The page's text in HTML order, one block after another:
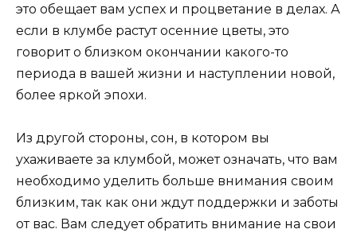
это обещает вам успех и процветание в делах. А
если в клумбе растут осенние цветы, это
говорит о близком окончании какого-то
периода в вашей жизни и наступлении новой,
более яркой эпохи.
Из другой стороны, сон, в котором вы
ухаживаете за клумбой, может означать, что вам
необходимо уделить больше внимания своим
близким, так как они ждут поддержки и заботы
от вас. Вам следует обратить внимание на свои